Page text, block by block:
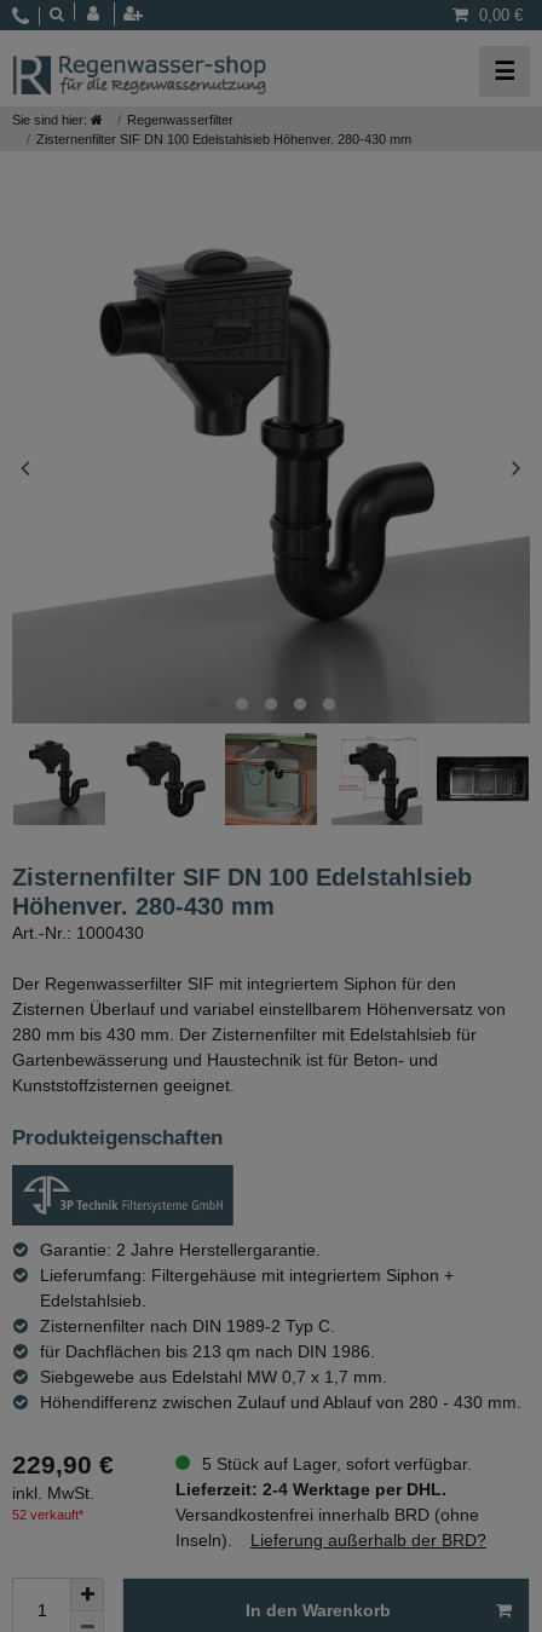
0,00 €
☰
Sie sind hier:
Regenwasserfilter
Zisternenfilter SIF DN 100 Edelstahlsieb Höhenver. 280-430 mm
Zisternenfilter SIF DN 100 Edelstahlsieb
Höhenver. 280-430 mm
Art.-Nr.: 1000430
Der Regenwasserfilter SIF mit integriertem Siphon für den
Zisternen Überlauf und variabel einstellbarem Höhenversatz von
280 mm bis 430 mm. Der Zisternenfilter mit Edelstahlsieb für
Gartenbewässerung und Haustechnik ist für Beton- und
Kunststoffzisternen geeignet.
Produkteigenschaften
Garantie: 2 Jahre Herstellergarantie.
Lieferumfang: Filtergehäuse mit integriertem Siphon +
Edelstahlsieb.
Zisternenfilter nach DIN 1989-2 Typ C.
für Dachflächen bis 213 qm nach DIN 1986.
Siebgewebe aus Edelstahl MW 0,7 x 1,7 mm.
Höhendifferenz zwischen Zulauf und Ablauf von 280 - 430 mm.
229,90 €
inkl. MwSt.
52 verkauft*
5 Stück auf Lager, sofort verfügbar.
Lieferzeit: 2-4 Werktage per DHL.
Versandkostenfrei innerhalb BRD (ohne
Inseln).
Lieferung außerhalb der BRD?
In den Warenkorb